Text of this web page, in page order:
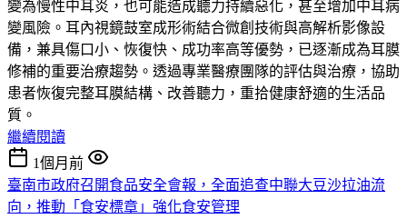
變為慢性中耳炎，也可能造成聽力持續惡化，甚至增加中耳病
變風險。耳內視鏡鼓室成形術結合微創技術與高解析影像設
備，兼具傷口小、恢復快、成功率高等優勢，已逐漸成為耳膜
修補的重要治療趨勢。透過專業醫療團隊的評估與治療，協助
患者恢復完整耳膜結構、改善聽力，重拾健康舒適的生活品
質。
繼續閱讀
1個月前
臺南市政府召開食品安全會報，全面追查中聯大豆沙拉油流
向，推動「食安標章」強化食安管理